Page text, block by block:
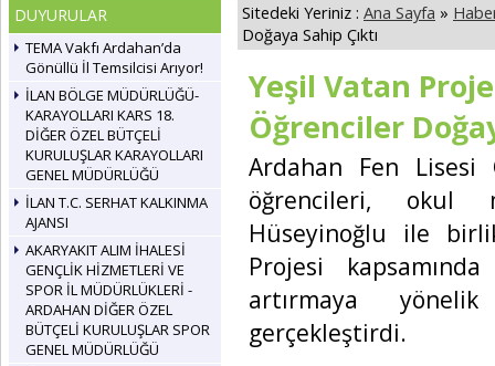
DUYURULAR
TEMA Vakfı Ardahan’da
Gönüllü İl Temsilcisi Arıyor!
İLAN BÖLGE MÜDÜRLÜĞÜ-
KARAYOLLARI KARS 18.
DİĞER ÖZEL BÜTÇELİ
KURULUŞLAR KARAYOLLARI
GENEL MÜDÜRLÜĞÜ
İLAN T.C. SERHAT KALKINMA
AJANSI
AKARYAKIT ALIM İHALESİ
GENÇLİK HİZMETLERİ VE
SPOR İL MÜDÜRLÜKLERİ -
ARDAHAN DİĞER ÖZEL
BÜTÇELİ KURULUŞLAR SPOR
GENEL MÜDÜRLÜĞÜ
Sitedeki Yeriniz : Ana Sayfa »
Doğaya Sahip Çıktı
Yeşil Vatan
Öğrenciler
Ardahan Fen Lisesi
öğrencileri, okul
Hüseyinoğlu ile
Projesi
artırmaya
gerçekleştirdi.